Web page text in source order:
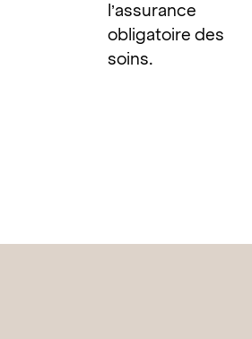
l’assurance
obligatoire des
soins.